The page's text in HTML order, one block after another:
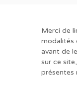
Merci de
modalités
avant de
sur ce
présentes